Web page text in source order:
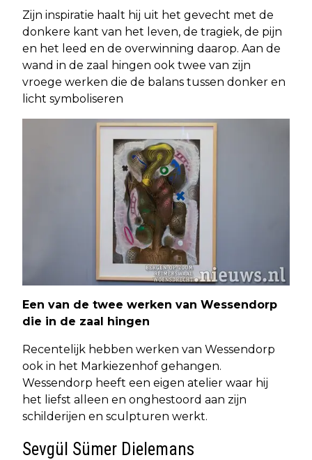
Zijn inspiratie haalt hij uit het gevecht met de
donkere kant van het leven, de tragiek, de pijn
en het leed en de overwinning daarop. Aan de
wand in de zaal hingen ook twee van zijn
vroege werken die de balans tussen donker en
licht symboliseren
Een van de twee werken van Wessendorp
die in de zaal hingen
Recentelijk hebben werken van Wessendorp
ook in het Markiezenhof gehangen.
Wessendorp heeft een eigen atelier waar hij
het liefst alleen en onghestoord aan zijn
schilderijen en sculpturen werkt.
Sevgül Sümer Dielemans